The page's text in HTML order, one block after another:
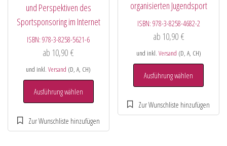
und Perspektiven des
Sportsponsoring im Internet
ISBN:978-3-8258-5621-6
ab 10,90€
und inkl.Versand (D, A, CH)
Ausführung wählen
organisierten Jugendsport
ISBN: 978-3-8258-4682-2
ab 10,90 €
und inkl. Versand (D, A, CH)
Ausführung wählen